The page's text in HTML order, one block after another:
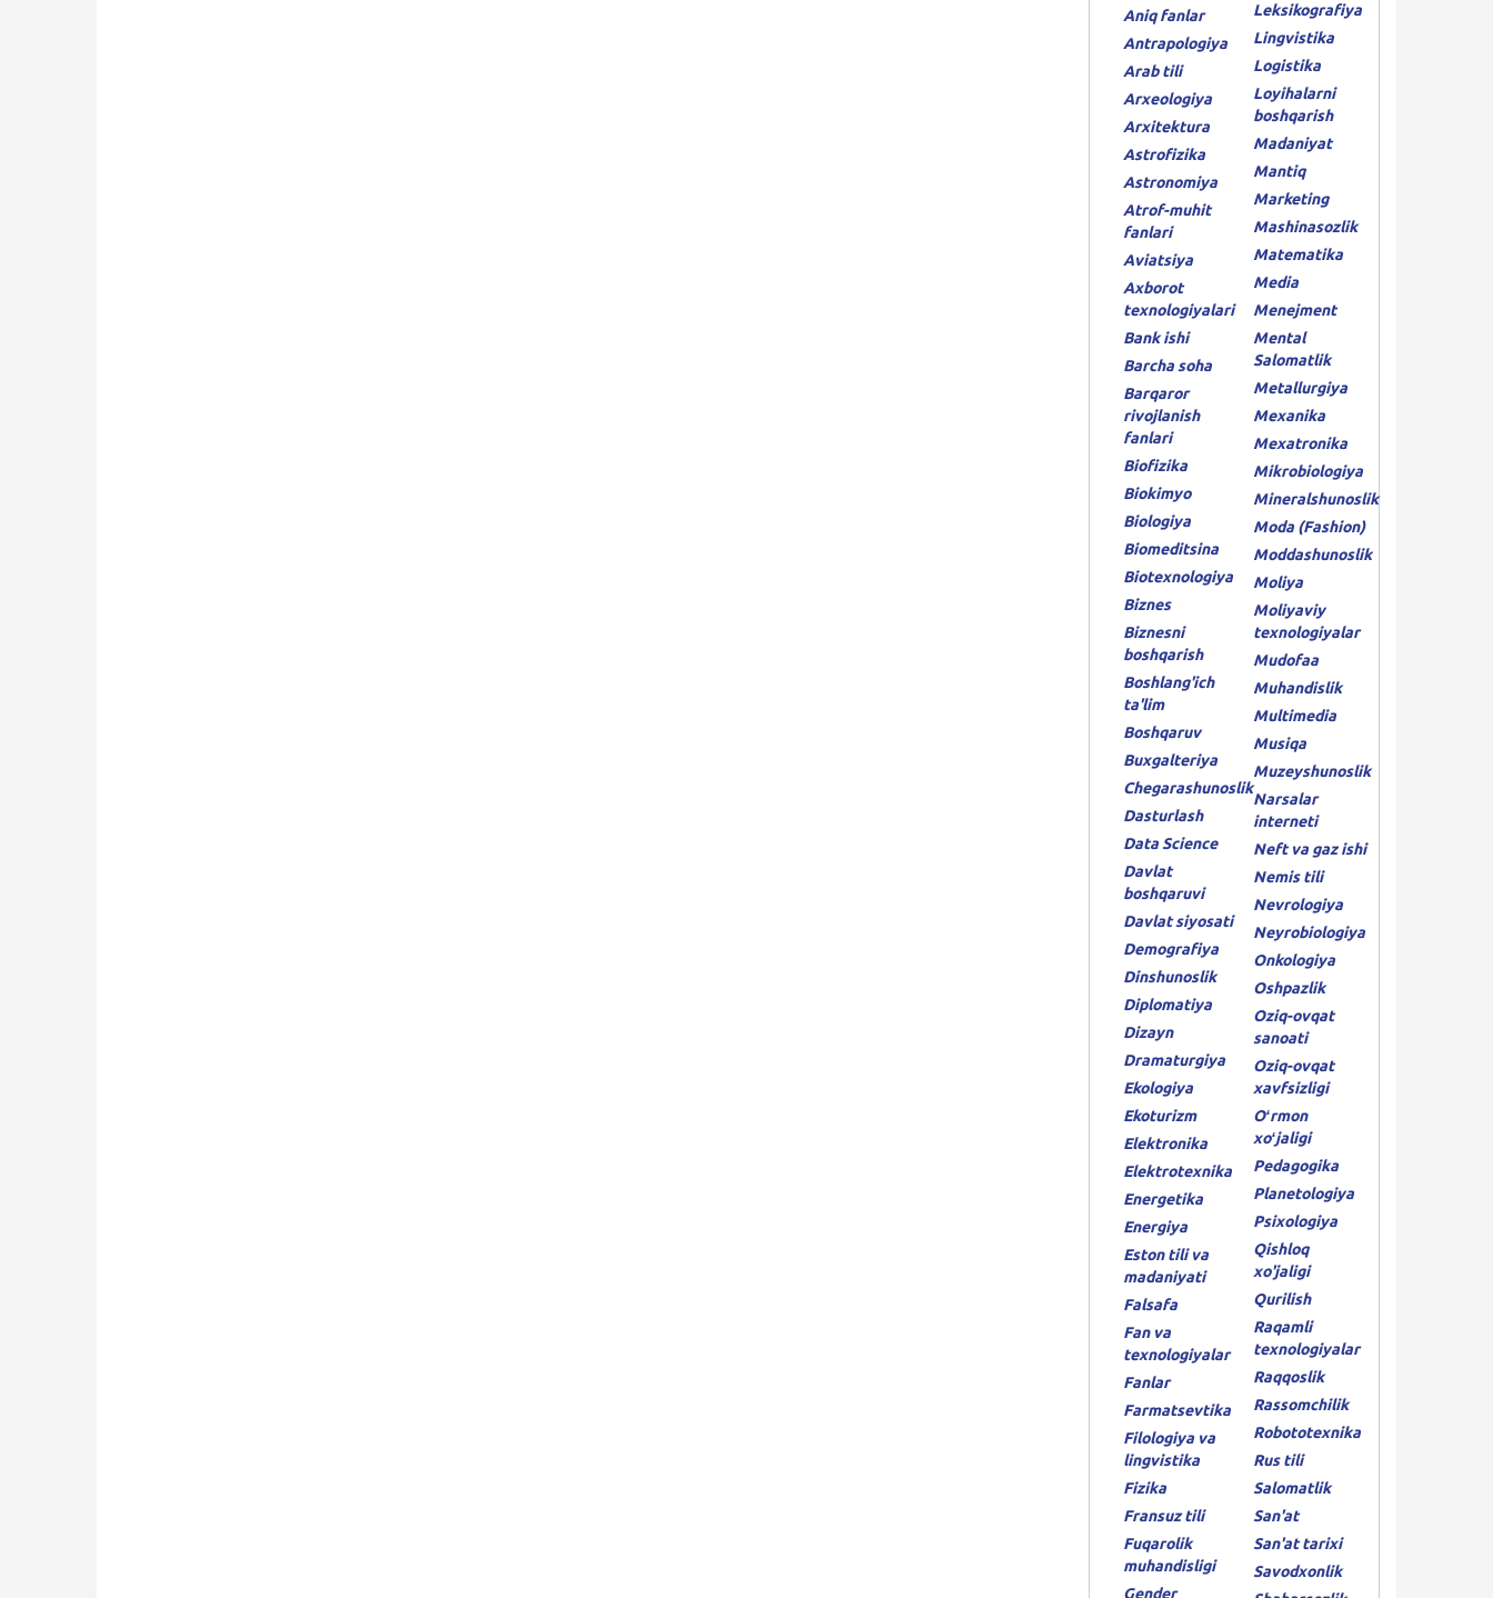
Aniq fanlar
Antrapologiya
Arab tili
Arxeologiya
Arxitektura
Astrofizika
Astronomiya
Atrof-muhit
fanlari
Aviatsiya
Axborot
texnologiyalari
Bank ishi
Barcha soha
Barqaror
rivojlanish
fanlari
Biofizika
Biokimyo
Biologiya
Biomeditsina
Biotexnologiya
Biznes
Biznesni
boshqarish
Boshlang'ich
ta'lim
Boshqaruv
Buxgalteriya
Chegarashunoslik
Dasturlash
Data Science
Davlat
boshqaruvi
Davlat siyosati
Demografiya
Dinshunoslik
Diplomatiya
Dizayn
Dramaturgiya
Ekologiya
Ekoturizm
Elektronika
Elektrotexnika
Energetika
Energiya
Eston tili va
madaniyati
Falsafa
Fan va
texnologiyalar
Fanlar
Farmatsevtika
Filologiya va
lingvistika
Fizika
Fransuz tili
Fuqarolik
muhandisligi
Gender
Leksikografiya
Lingvistika
Logistika
Loyihalarni
boshqarish
Madaniyat
Mantiq
Marketing
Mashinasozlik
Matematika
Media
Menejment
Mental
Salomatlik
Metallurgiya
Mexanika
Mexatronika
Mikrobiologiya
Mineralshunoslik
Moda (Fashion)
Moddashunoslik
Moliya
Moliyaviy
texnologiyalar
Mudofaa
Muhandislik
Multimedia
Musiqa
Muzeyshunoslik
Narsalar
interneti
Neft va gaz ishi
Nemis tili
Nevrologiya
Neyrobiologiya
Onkologiya
Oshpazlik
Oziq-ovqat
sanoati
Oziq-ovqat
xavfsizligi
Oʻrmon
xoʻjaligi
Pedagogika
Planetologiya
Psixologiya
Qishloq
xo'jaligi
Qurilish
Raqamli
texnologiyalar
Raqqoslik
Rassomchilik
Robototexnika
Rus tili
Salomatlik
San'at
San'at tarixi
Savodxonlik